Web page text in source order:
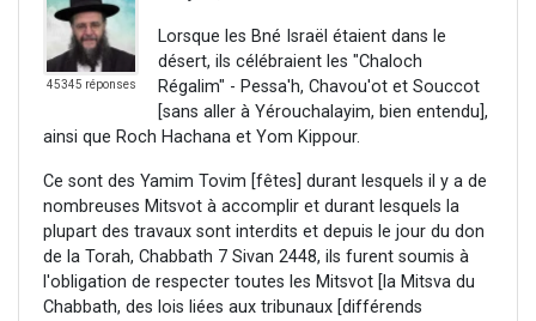
45345 réponses
Lorsque les Bné Israël étaient dans le
désert, ils célébraient les "Chaloch
Régalim" - Pessa'h, Chavou'ot et Souccot
[sans aller à Yérouchalayim, bien entendu],
ainsi que Roch Hachana et Yom Kippour.
Ce sont des Yamim Tovim [fêtes] durant lesquels il y a de
nombreuses Mitsvot à accomplir et durant lesquels la
plupart des travaux sont interdits et depuis le jour du don
de la Torah, Chabbath 7 Sivan 2448, ils furent soumis à
l'obligation de respecter toutes les Mitsvot [la Mitsva du
Chabbath, des lois liées aux tribunaux [différends